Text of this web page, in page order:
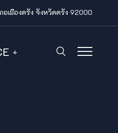
อเมืองตรัง จังหวัดตรัง 92000